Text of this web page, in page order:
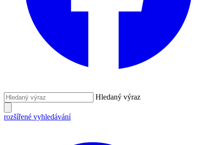
Hledaný výraz
rozšířené vyhledávání